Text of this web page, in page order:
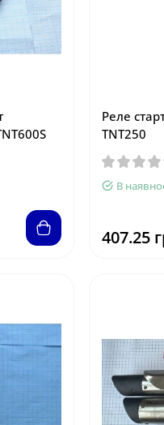
Реле
TNT250
В
407.25